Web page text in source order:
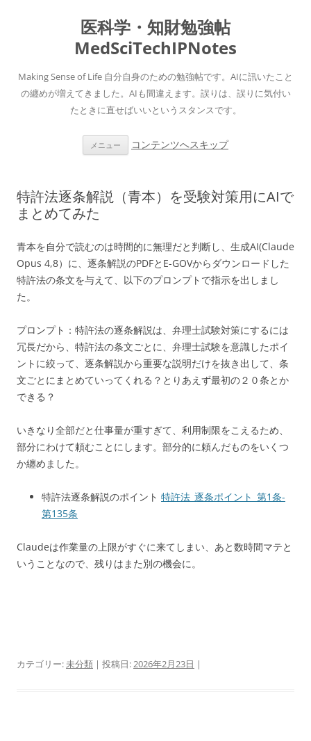
医科学・知財勉強帖
MedSciTechIPNotes
Making Sense of Life 自分自身のための勉強帖です。AIに訊いたこと
の纏めが増えてきました。AIも間違えます。誤りは、誤りに気付い
たときに直せばいいというスタンスです。
メニュー コンテンツへスキップ
特許法逐条解説（青本）を受験対策用にAIで
まとめてみた
青本を自分で読むのは時間的に無理だと判断し、生成AI(Claude
Opus 4,8）に、逐条解説のPDFとE-GOVからダウンロードした
特許法の条文を与えて、以下のプロンプトで指示を出しまし
た。
プロンプト：特許法の逐条解説は、弁理士試験対策にするには
冗長だから、特許法の条文ごとに、弁理士試験を意識したポイ
ントに絞って、逐条解説から重要な説明だけを抜き出して、条
文ごとにまとめていってくれる？とりあえず最初の２０条とか
できる？
いきなり全部だと仕事量が重すぎて、利用制限をこえるため、
部分にわけて頼むことにします。部分的に頼んだものをいくつ
か纏めました。
特許法逐条解説のポイント 特許法_逐条ポイント_第1条-
第135条
Claudeは作業量の上限がすぐに来てしまい、あと数時間マテと
いうことなので、残りはまた別の機会に。
カテゴリー:未分類 | 投稿日:2026年2月23日 |